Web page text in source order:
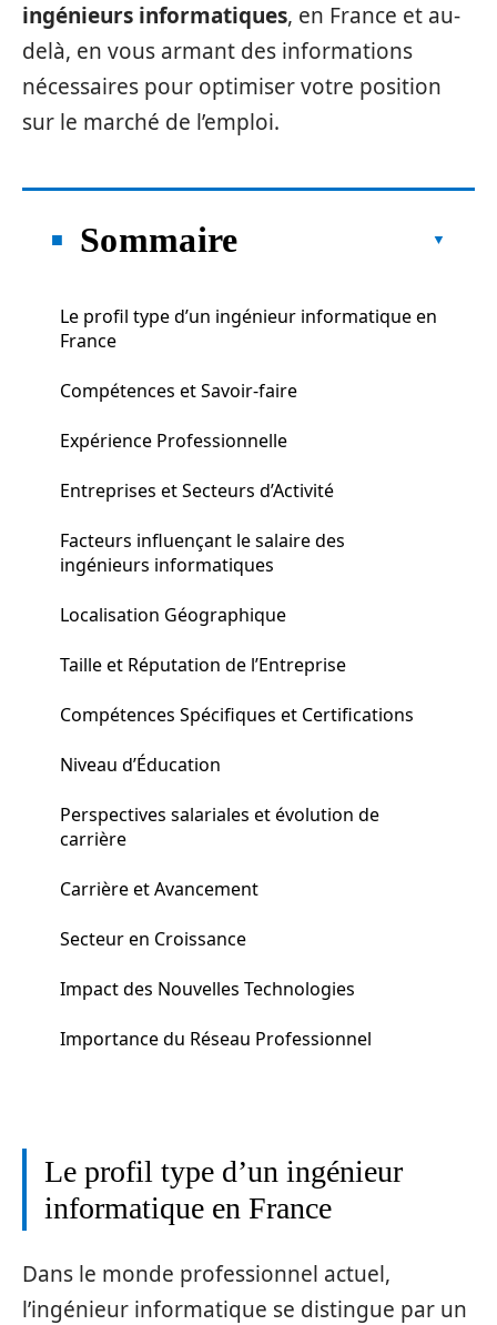
ingénieurs informatiques, en France et au-
delà, en vous armant des informations
nécessaires pour optimiser votre position
sur le marché de l’emploi.
Sommaire
Le profil type d’un ingénieur informatique en
France
Compétences et Savoir-faire
Expérience Professionnelle
Entreprises et Secteurs d’Activité
Facteurs influençant le salaire des
ingénieurs informatiques
Localisation Géographique
Taille et Réputation de l’Entreprise
Compétences Spécifiques et Certifications
Niveau d’Éducation
Perspectives salariales et évolution de
carrière
Carrière et Avancement
Secteur en Croissance
Impact des Nouvelles Technologies
Importance du Réseau Professionnel
Le profil type d’un ingénieur
informatique en France
Dans le monde professionnel actuel,
l’ingénieur informatique se distingue par un